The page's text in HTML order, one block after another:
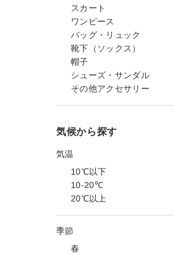
スカート
ワンピース
バッグ・リュック
靴下（ソックス）
帽子
シューズ・サンダル
その他アクセサリー
気候から探す
気温
10℃以下
10-20℃
20℃以上
季節
春